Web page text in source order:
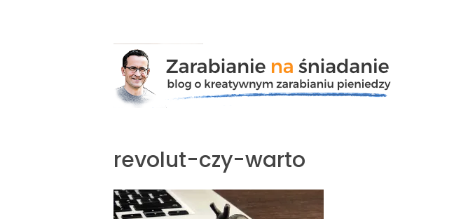
revolut-czy-warto